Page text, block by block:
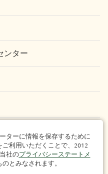
ンター
ターに情報を保存するために
利用いただくことで、2012
社のプライバシーステートメ
とみなされます。